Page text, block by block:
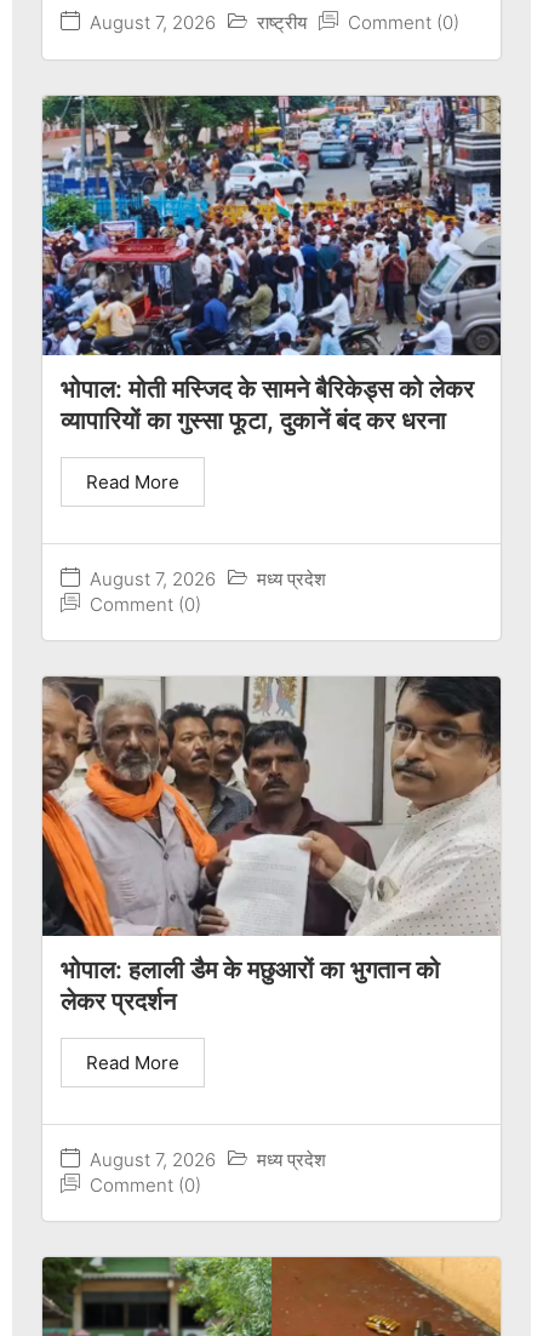
August 7, 2026 राष्ट्रीय Comment (0)
भोपाल: मोती मस्जिद के सामने बैरिकेड्स को लेकर
व्यापारियों का गुस्सा फूटा, दुकानें बंद कर धरना
August 7, 2026
मध्य प्रदेश
Comment (0)
Read More
भोपाल: हलाली डैम के मछुआरों का भुगतान को
लेकर प्रदर्शन
August 7, 2026
मध्य प्रदेश
Comment (0)
Read More